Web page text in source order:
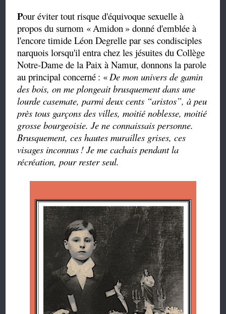
Pour éviter tout risque d'équivoque sexuelle à
propos du surnom «Amidon » donné d'emblée à
l'encore timide Léon Degrelle par ses condisciples
narquois lorsqu'il entra chez les jésuites du Collège
Notre-Dame de la Paix à Namur, donnons la parole
au principal concerné : «De mon univers de gamin
des bois, on me plongeait brusquement dans une
lourde casemate, parmi deux cents “aristos”, à peu
près tous garçons des villes, moitié noblesse, moitié
grosse bourgeoisie. Je ne connaissais personne.
Brusquement, ces hautes murailles grises, ces
visages inconnus! Je me cachais pendant la
récréation, pour rester seul.